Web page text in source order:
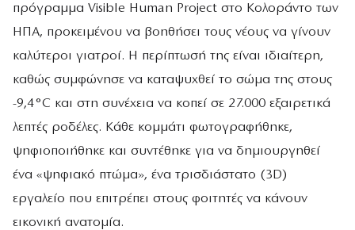
πρόγραμμα Visible Human Project στο Κολοράντο των
ΗΠΑ, προκειμένου να βοηθήσει τους νέους να γίνουν
καλύτεροι γιατροί. Η περίπτωσή της είναι ιδιαίτερη,
καθώς συμφώνησε να καταψυχθεί το σώμα της στους
-9,4°C και στη συνέχεια να κοπεί σε 27.000 εξαιρετικά
λεπτές ροδέλες. Κάθε κομμάτι φωτογραφήθηκε,
ψηφιοποιήθηκε και συντέθηκε για να δημιουργηθεί
ένα «ψηφιακό πτώμα», ένα τρισδιάστατο (3D)
εργαλείο που επιτρέπει στους φοιτητές να κάνουν
εικονική ανατομία.